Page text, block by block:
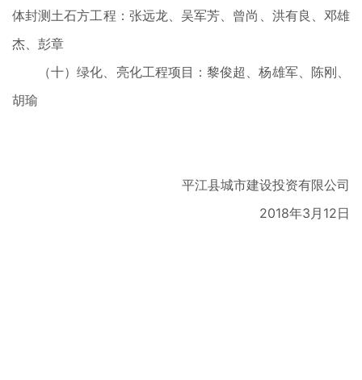
体封测土石方工程：张远龙、吴军芳、曾尚、洪有良、邓雄
杰、彭章
（十）绿化、亮化工程项目：黎俊超、杨雄军、陈刚、
胡瑜
平江县城市建设投资有限公司
2018年3月12日